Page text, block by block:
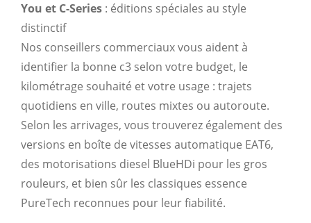
You et C-Series : éditions spéciales au style
distinctif
Nos conseillers commerciaux vous aident à
identifier la bonne c3 selon votre budget, le
kilométrage souhaité et votre usage : trajets
quotidiens en ville, routes mixtes ou autoroute.
Selon les arrivages, vous trouverez également des
versions en boîte de vitesses automatique EAT6,
des motorisations diesel BlueHDi pour les gros
rouleurs, et bien sûr les classiques essence
PureTech reconnues pour leur fiabilité.